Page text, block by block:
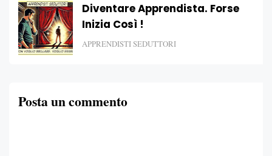
Diventare Apprendista. Forse
Inizia Così !
APPRENDISTI SEDUTTORI
Posta un commento